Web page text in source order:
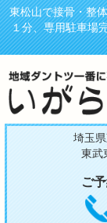
東松山で接骨・整
１分、専用駐車場
埼玉
東武
ご